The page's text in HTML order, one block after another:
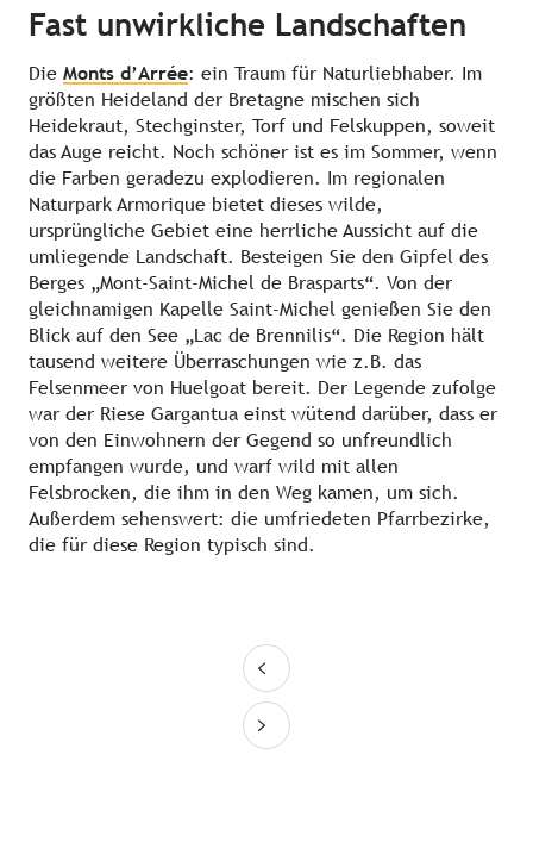
Fast unwirkliche Landschaften
Die Monts d’Arrée: ein Traum für Naturliebhaber. Im
größten Heideland der Bretagne mischen sich
Heidekraut, Stechginster, Torf und Felskuppen, soweit
das Auge reicht. Noch schöner ist es im Sommer, wenn
die Farben geradezu explodieren. Im regionalen
Naturpark Armorique bietet dieses wilde,
ursprüngliche Gebiet eine herrliche Aussicht auf die
umliegende Landschaft. Besteigen Sie den Gipfel des
Berges „Mont-Saint-Michel de Brasparts“. Von der
gleichnamigen Kapelle Saint-Michel genießen Sie den
Blick auf den See „Lac de Brennilis“. Die Region hält
tausend weitere Überraschungen wie z.B. das
Felsenmeer von Huelgoat bereit. Der Legende zufolge
war der Riese Gargantua einst wütend darüber, dass er
von den Einwohnern der Gegend so unfreundlich
empfangen wurde, und warf wild mit allen
Felsbrocken, die ihm in den Weg kamen, um sich.
Außerdem sehenswert: die umfriedeten Pfarrbezirke,
die für diese Region typisch sind.